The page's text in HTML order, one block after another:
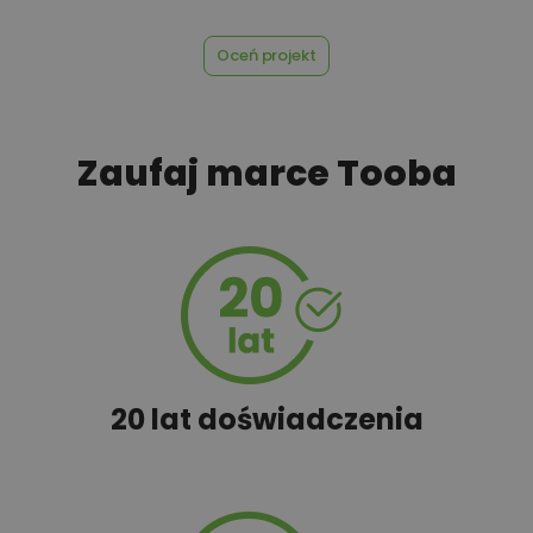
Tablica informacyjna 50,00 zł
Wyceń adaptację
Oceń projekt
Zaufaj marce Tooba
20 lat doświadczenia